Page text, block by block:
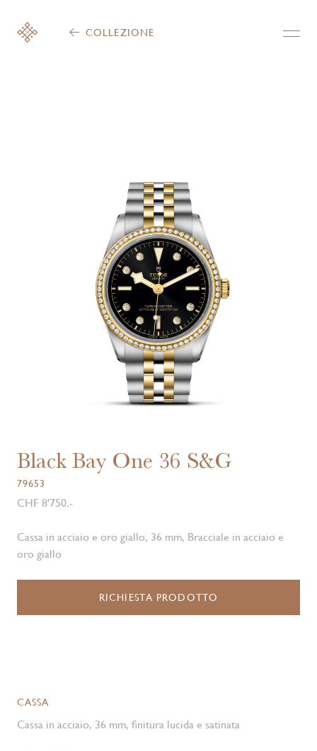
COLLEZIONE
Black Bay One 36 S&G
79653
CHF 8'750.-
Cassa in acciaio e oro giallo, 36 mm, Bracciale in acciaio e
oro giallo
RICHIESTA PRODOTTO
CASSA
Cassa in acciaio, 36 mm, finitura lucida e satinata